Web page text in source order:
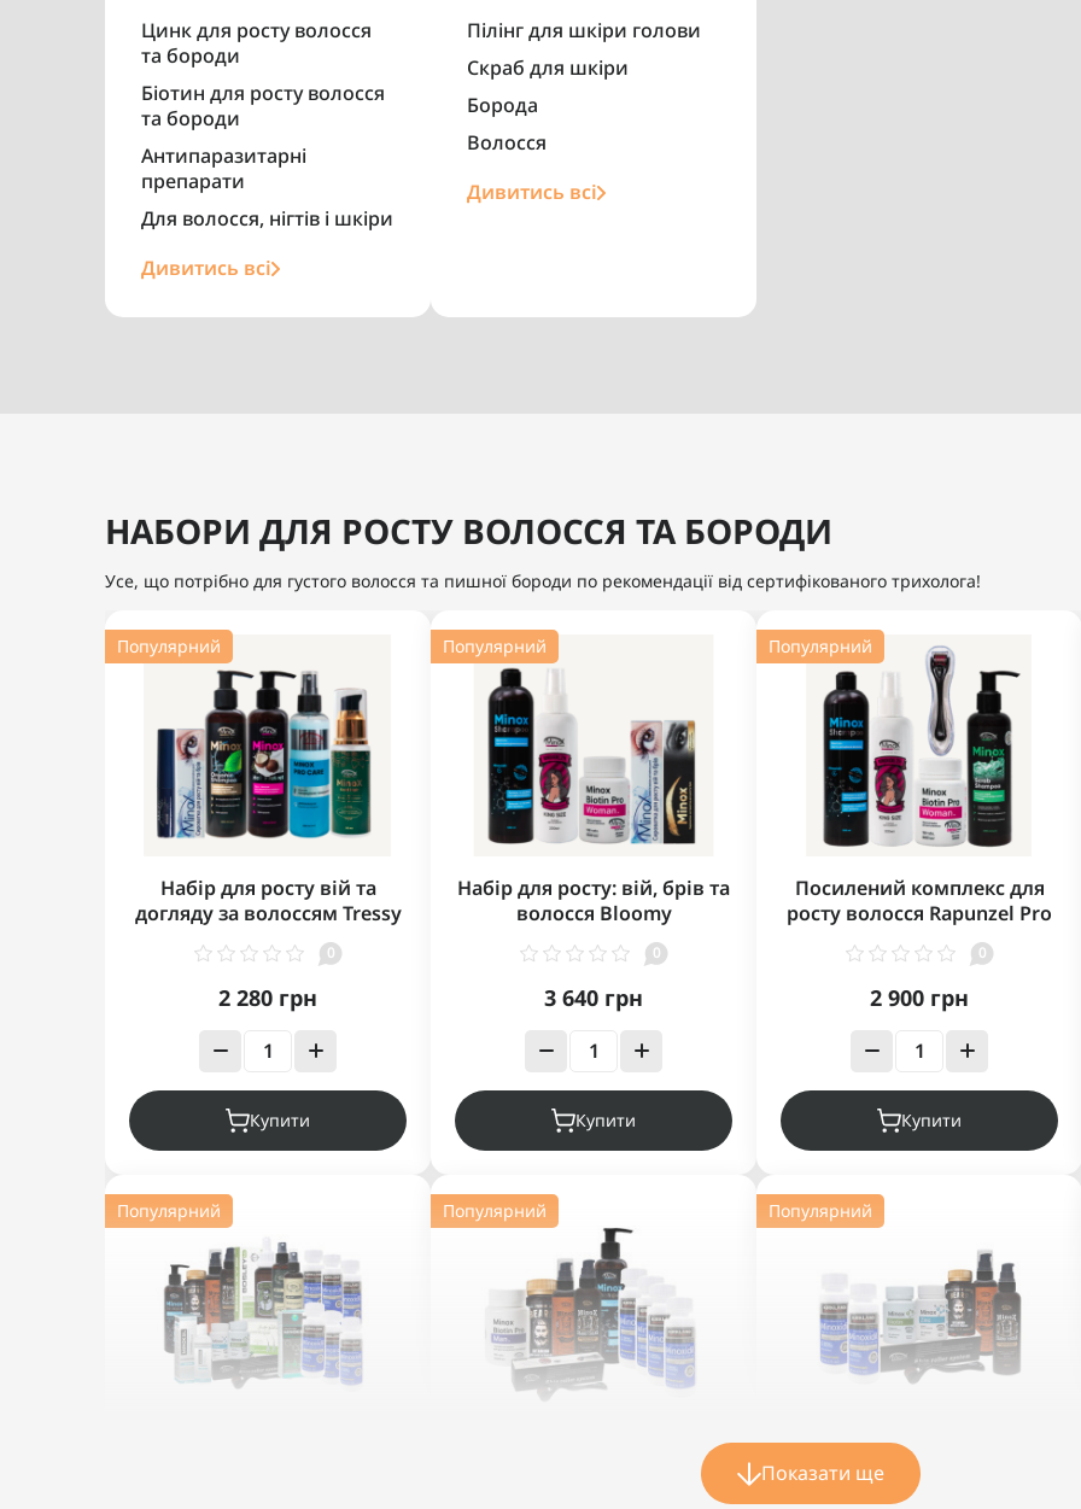
0
2 140 грн
1
7 740 грн
Купити
Цинк для росту волосся
та бороди
Біотин для росту волосся
та бороди
Антипаразитарні
препарати
Для волосся, нігтів і шкіри
Дивитись всі
Пілінг для шкіри голови
Скраб для шкіри
Борода
Волосся
Дивитись всі
НАБОРИ ДЛЯ РОСТУ ВОЛОССЯ ТА БОРОДИ
Усе, що потрібно для густого волосся та пишної бороди по рекомендації від сертифікованого трихолога!
Популярний
Набір для росту вій та
догляду за волоссям Tressy
0
2 280 грн
Купити
Популярний
Набір для росту: вій, брів та
волосся Bloomy
0
3 640 грн
Купити
Популярний
Посилений комплекс для
росту волосся Rapunzel Pro
0
2 900 грн
Купити
Популярний Популярний Популярний
НАБІР БАЗОВИЙ
Показати ще